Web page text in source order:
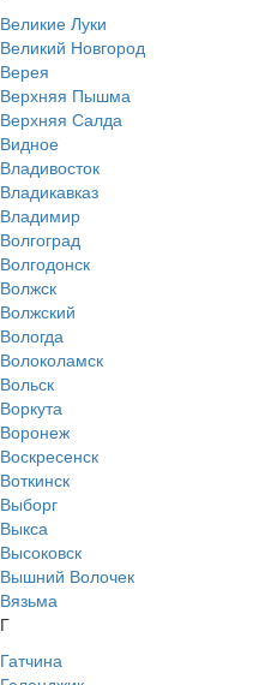
Великие Луки
Великий Новгород
Верея
Верхняя Пышма
Верхняя Салда
Видное
Владивосток
Владикавказ
Владимир
Волгоград
Волгодонск
Волжск
Волжский
Вологда
Волоколамск
Вольск
Воркута
Воронеж
Воскресенск
Воткинск
Выборг
Выкса
Высоковск
Вышний Волочек
Вязьма
Г
Гатчина